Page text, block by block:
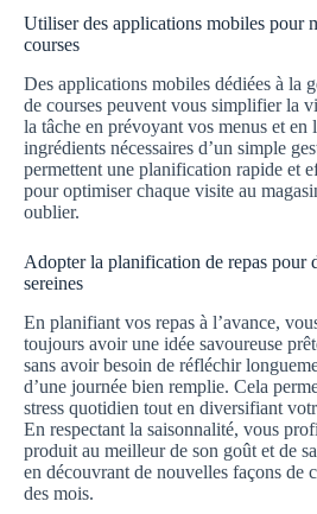
Utiliser des applications mobiles pour
courses
Des applications mobiles dédiées à la
de courses peuvent vous simplifier la
la tâche en prévoyant vos menus et en
ingrédients nécessaires d’un simple
permettent une planification rapide et
pour optimiser chaque visite au
oublier.
Adopter la planification de repas pour
sereines
En planifiant vos repas à l’avance,
toujours avoir une idée savoureuse
sans avoir besoin de réfléchir
d’une journée bien remplie. Cela
stress quotidien tout en diversifiant
En respectant la saisonnalité, vous
produit au meilleur de son goût et de
en découvrant de nouvelles façons de
des mois.